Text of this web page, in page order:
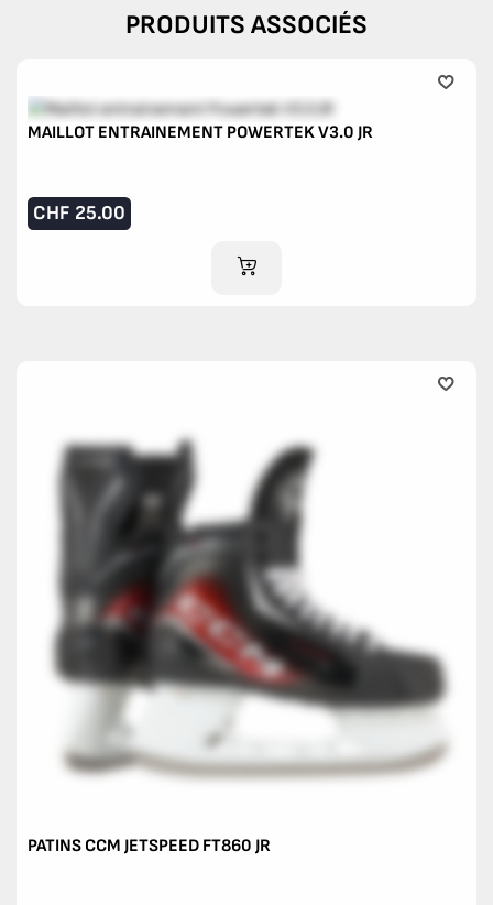
PRODUITS ASSOCIÉS
MAILLOT ENTRAINEMENT POWERTEK V3.0 JR
CHF 25.00
AJOUTER AU PANIER
PATINS CCM JETSPEED FT860 JR